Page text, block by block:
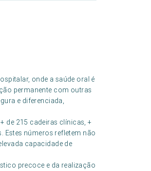
onde a saúde oral é
permanente com outras
e diferenciada,
de 215 cadeiras clínicas, +
Estes números refletem não
capacidade de
precoce e da realização